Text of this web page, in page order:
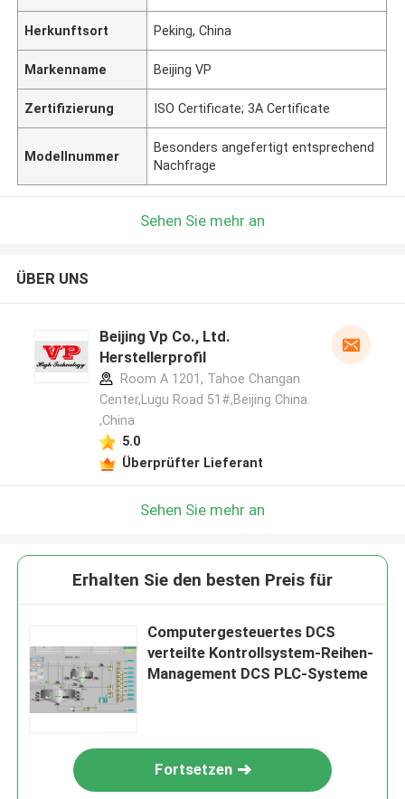
Herkunftsort Peking, China
Markenname Beijing VP
Zertifizierung ISO Certificate; 3A Certificate
Modellnummer
Besonders angefertigt entsprechend
Nachfrage
Sehen Sie mehr an
ÜBER UNS
Beijing Vp Co., Ltd.
Herstellerprofil
Room A 1201, Tahoe Changan
Center,Lugu Road 51#,Beijing China.
,China
5.0
Überprüfter Lieferant
Sehen Sie mehr an
Erhalten Sie den besten Preis für
Computergesteuertes DCS
verteilte Kontrollsystem-Reihen-
Management DCS PLC-Systeme
Fortsetzen